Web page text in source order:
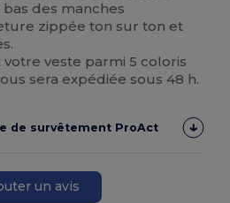
des manches
zippée ton sur ton et
veste parmi 5 coloris
sera expédiée sous 48 h.
de survêtement ProAct
un avis